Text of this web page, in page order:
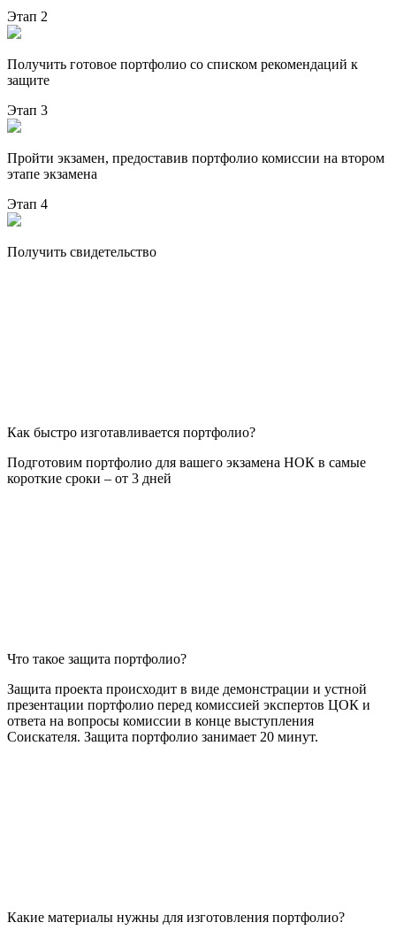
Этап 2
Получить готовое портфолио со списком рекомендаций к
защите
Этап 3
Пройти экзамен, предоставив портфолио комиссии на втором
этапе экзамена
Этап 4
Получить свидетельство
Как быстро изготавливается портфолио?
Подготовим портфолио для вашего экзамена НОК в самые
короткие сроки – от 3 дней
Что такое защита портфолио?
Защита проекта происходит в виде демонстрации и устной
презентации портфолио перед комиссией экспертов ЦОК и
ответа на вопросы комиссии в конце выступления
Соискателя. Защита портфолио занимает 20 минут.
Какие материалы нужны для изготовления портфолио?